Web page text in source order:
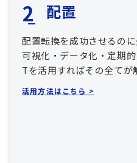
配置
配置転換を成功させるの
可視化・データ化・定期
Tを活用すればその全てが
活用方法はこちら >